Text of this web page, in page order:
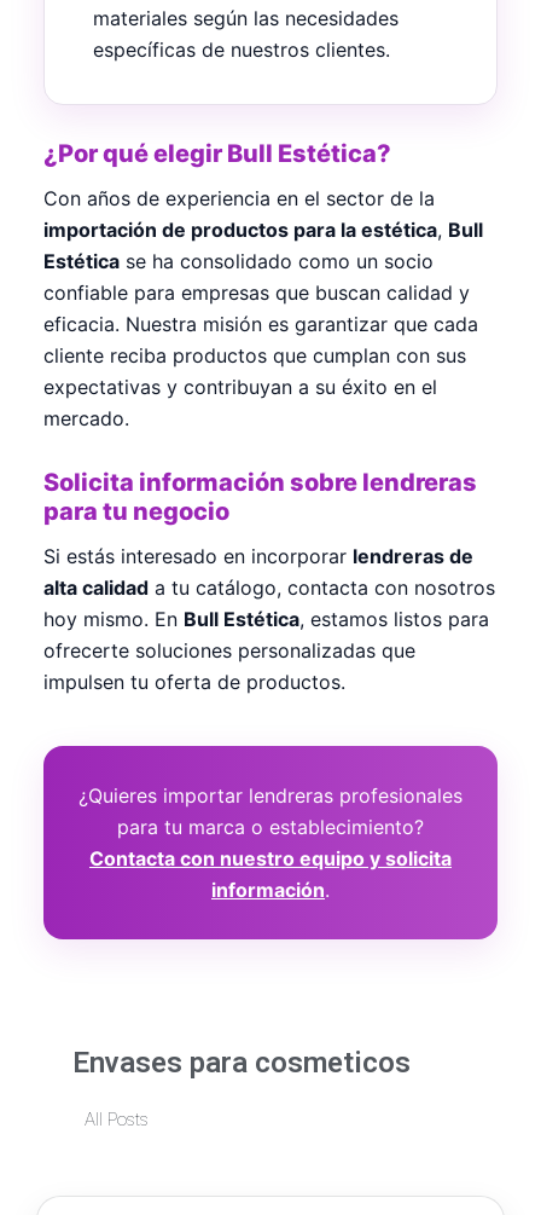
materiales según las necesidades
específicas de nuestros clientes.
¿Por qué elegir Bull Estética?
Con años de experiencia en el sector de la
importación de productos para la estética, Bull
Estética se ha consolidado como un socio
confiable para empresas que buscan calidad y
eficacia. Nuestra misión es garantizar que cada
cliente reciba productos que cumplan con sus
expectativas y contribuyan a su éxito en el
mercado.
Solicita información sobre lendreras
para tu negocio
Si estás interesado en incorporar lendreras de
alta calidad a tu catálogo, contacta con nosotros
hoy mismo. En Bull Estética, estamos listos para
ofrecerte soluciones personalizadas que
impulsen tu oferta de productos.
¿Quieres importar lendreras profesionales
para tu marca o establecimiento?
Contacta con nuestro equipo y solicita
información.
Envases para cosmeticos
All Posts